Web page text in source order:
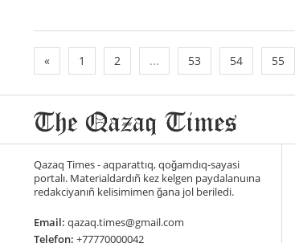
« 1 2 ... 53 54 55
Qazaq Times - aqparattıq, qoğamdıq-sayasi
portalı. Materialdardıñ kez kelgen paydalanuına
redakciyanıñ kelisimimen ğana jol beriledi.
Email: qazaq.times@gmail.com
Telefon: +77770000042